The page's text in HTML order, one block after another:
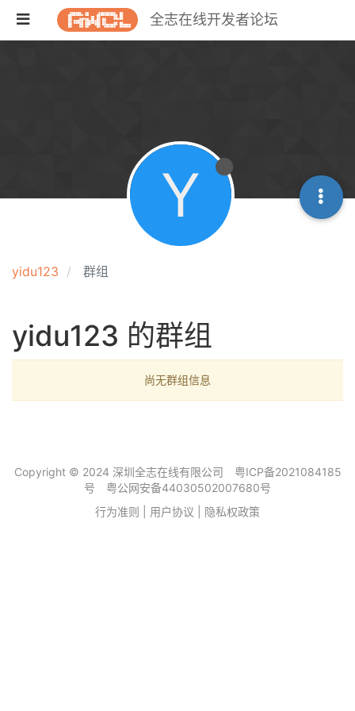
全志在线开发者论坛
yidu123 群组
Y
yidu123 的群组
尚无群组信息
Copyright © 2024 深圳全志在线有限公司
粤ICP备2021084185
号
粤公网安备44030502007680号
行为准则
用户协议 隐私权政策